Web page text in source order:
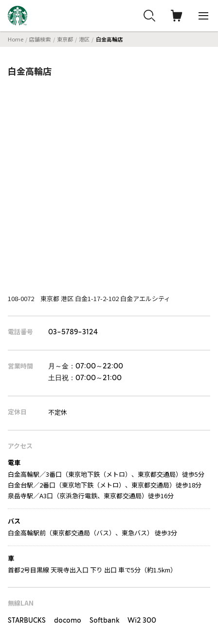
Home 店舗検索 東京都 港区 白金高輪店
白金高輪店
108-0072 東京都 港区 白金1-17-2-102 白金アエルシティ
電話番号 03-5789-3124
営業時間 月～金：07:00～22:00
土日祝：07:00～21:00
定休日 不定休
アクセス
電車
白金高輪駅／3番口（東京地下鉄（メトロ）、東京都交通局）徒歩5分
白金台駅／2番口（東京地下鉄（メトロ）、東京都交通局）徒歩18分
泉岳寺駅／A3口（京浜急行電鉄、東京都交通局）徒歩16分
バス
白金高輪駅前（東京都交通局（バス）、東急バス） 徒歩3分
車
首都2号目黒線 天現寺出入口 下り 出口 車で5分（約1.5km）
無線LAN
STARBUCKS docomo Softbank Wi2 300